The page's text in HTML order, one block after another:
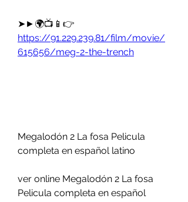
https://91.229.239.81/film/movie/
615656/meg-2-the-trench
Megalodón 2 La fosa Pelicula
completa en español latino
ver online Megalodón 2 La fosa
Pelicula completa en español